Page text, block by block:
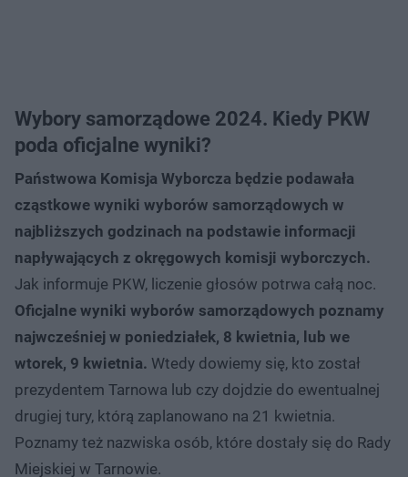
Wybory samorządowe 2024. Kiedy PKW
poda oficjalne wyniki?
Państwowa Komisja Wyborcza będzie podawała
cząstkowe wyniki wyborów samorządowych w
najbliższych godzinach na podstawie informacji
napływających z okręgowych komisji wyborczych.
Jak informuje PKW, liczenie głosów potrwa całą noc.
Oficjalne wyniki wyborów samorządowych poznamy
najwcześniej w poniedziałek, 8 kwietnia, lub we
wtorek, 9 kwietnia. Wtedy dowiemy się, kto został
prezydentem Tarnowa lub czy dojdzie do ewentualnej
drugiej tury, którą zaplanowano na 21 kwietnia.
Poznamy też nazwiska osób, które dostały się do Rady
Miejskiej w Tarnowie.